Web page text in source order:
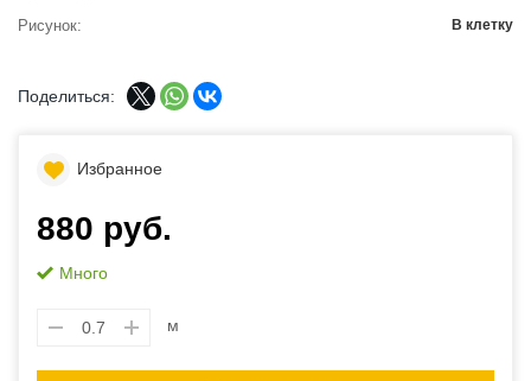
Рисунок В клетку
Поделиться:
Избранное
880 руб.
Много
м